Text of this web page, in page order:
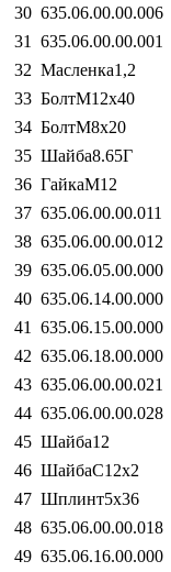
30 635.06.00.00.006
31
635.06.00.00.001
32 Масленка1,2
33 БолтМ12х40
34 БолтМ8х20
35 Шайба8.65Г
36 ГайкаМ12
37 635.06.00.00.011
38 635.06.00.00.012
39 635.06.05.00.000
40 635.06.14.00.000
41
635.06.15.00.000
42 635.06.18.00.000
43 635.06.00.00.021
44 635.06.00.00.028
45 Шайба12
46 ШайбаС12х2
47 Шплинт5х36
48 635.06.00.00.018
49 635.06.16.00.000